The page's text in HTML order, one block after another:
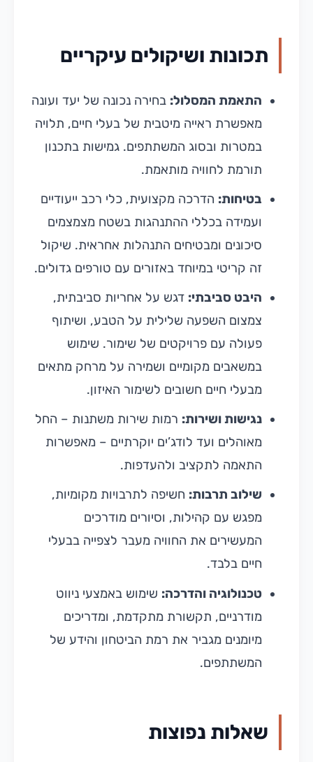
תכונות ושיקולים עיקריים
התאמת המסלול: בחירה נכונה של יעד ועונה
מאפשרת ראייה מיטבית של בעלי חיים, תלויה
במטרות ובסוג המשתתפים. גמישות בתכנון
תורמת לחוויה מותאמת.
בטיחות: הדרכה מקצועית, כלי רכב ייעודיים
ועמידה בכללי ההתנהגות בשטח מצמצמים
סיכונים ומבטיחים התנהלות אחראית. שיקול
זה קריטי במיוחד באזורים עם טורפים גדולים.
היבט סביבתי: דגש על אחריות סביבתית,
צמצום השפעה שלילית על הטבע, ושיתוף
פעולה עם פרויקטים של שימור. שימוש
במשאבים מקומיים ושמירה על מרחק מתאים
מבעלי חיים חשובים לשימור האיזון.
נגישות ושירות: רמות שירות משתנות – החל
מאוהלים ועד לודג’ים יוקרתיים – מאפשרות
התאמה לתקציב ולהעדפות.
שילוב תרבות: חשיפה לתרבויות מקומיות,
מפגש עם קהילות, וסיורים מודרכים
המעשירים את החוויה מעבר לצפייה בבעלי
חיים בלבד.
טכנולוגיה והדרכה: שימוש באמצעי ניווט
מודרניים, תקשורת מתקדמת, ומדריכים
מיומנים מגביר את רמת הביטחון והידע של
המשתתפים.
שאלות נפוצות